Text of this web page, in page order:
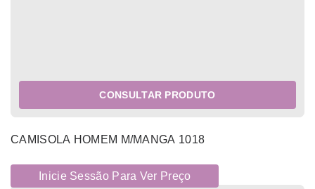
CONSULTAR PRODUTO
CAMISOLA HOMEM M/MANGA 1018
Inicie Sessão Para Ver Preço